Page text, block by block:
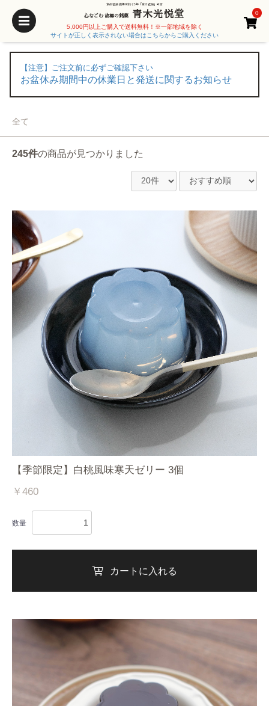
京都老舗 創業 明治25年「京の老舗」受賞
心なごむ 故郷の銘菓 青木光悦堂
5,000円以上ご購入で送料無料！※一部地域を除く
サイトが正しく表示されない場合はこちらからご購入ください
0
【注意】ご注文前に必ずご確認下さい
お盆休み期間中の休業日と発送に関するお知らせ
全て
245件の商品が見つかりました
【季節限定】白桃風味寒天ゼリー 3個
￥460
数量
カートに入れる